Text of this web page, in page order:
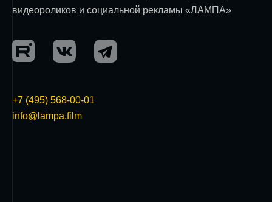
видеороликов и социальной рекламы «ЛАМПА»
+7 (495) 568-00-01
info@lampa.film